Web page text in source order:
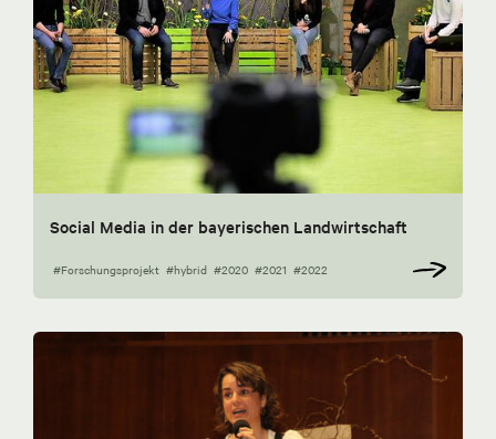
Social Media in der bayerischen Landwirtschaft
#Forschungsprojekt #hybrid #2020 #2021 #2022